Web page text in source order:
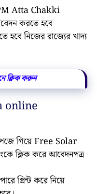
Atta Chakki
করতে হবে
হবে নিজের রাজ্যের খাদ্য
ক্লিক করুন
online
গিয়ে Free Solar
ক্লিক করে আবেদনপত্র
প্রিন্ট করে নিয়ে